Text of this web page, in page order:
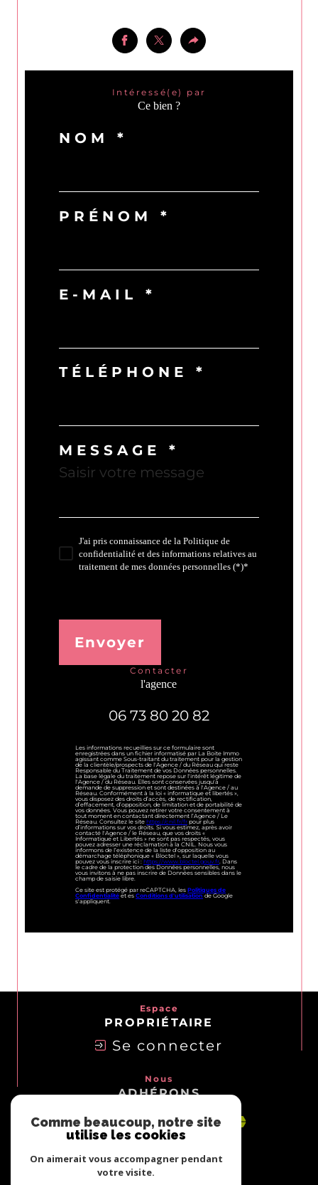
Intéressé(e) par
Ce bien ?
NOM *
PRÉNOM *
E-MAIL *
TÉLÉPHONE *
MESSAGE *
J'ai pris connaissance de la Politique de
confidentialité et des informations relatives au
traitement de mes données personnelles (*)*
Envoyer
contacter
l'agence
06 73 80 20 82
Les informations recueillies sur ce formulaire sont
enregistrées dans un fichier informatisé par La Boite Immo
agissant comme Sous-traitant du traitement pour la gestion
de la clientèle/prospects de l'Agence / du Réseau qui reste
Responsable du Traitement de vos Données personnelles.
La base légale du traitement repose sur l'intérêt légitime de
l'Agence / du Réseau. Elles sont conservées jusqu'à
demande de suppression et sont destinées à l'Agence / au
Réseau. Conformément à la loi « informatique et libertés »,
vous disposez des droits d’accès, de rectification,
d’effacement, d’opposition, de limitation et de portabilité de
vos données. Vous pouvez retirer votre consentement à
tout moment en contactant directement l’Agence / Le
Réseau. Consultez le sitehttps://cnil.fr/fr pour plus
d’informations sur vos droits. Si vous estimez, après avoir
contacté l'Agence / le Réseau, que vos droits «
Informatique et Libertés » ne sont pas respectés, vous
pouvez adresser une réclamation à la CNIL. Nous vous
informons de l’existence de la liste d'opposition au
démarchage téléphonique « Bloctel », sur laquelle vous
pouvez vous inscrire ici :https://www.bloctel.gouv.fr . Dans
le cadre de la protection des Données personnelles, nous
vous invitons à ne pas inscrire de Données sensibles dans le
champ de saisie libre.
Ce site est protégé par reCAPTCHA, lesPolitiques de
Confidentialité et esConditions d'utilisationde Google
s'appliquent.
Espace
PROPRIÉTAIRE
Se connecter
Nous
ADHÉRONS
Comme beaucoup, notre site
utilise les cookies
On aimerait vous accompagner pendant
votre visite.